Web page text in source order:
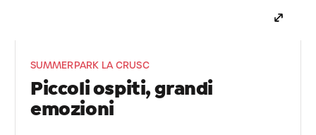
SUMMERPARK LA CRUSC
Piccoli ospiti, grandi
emozioni